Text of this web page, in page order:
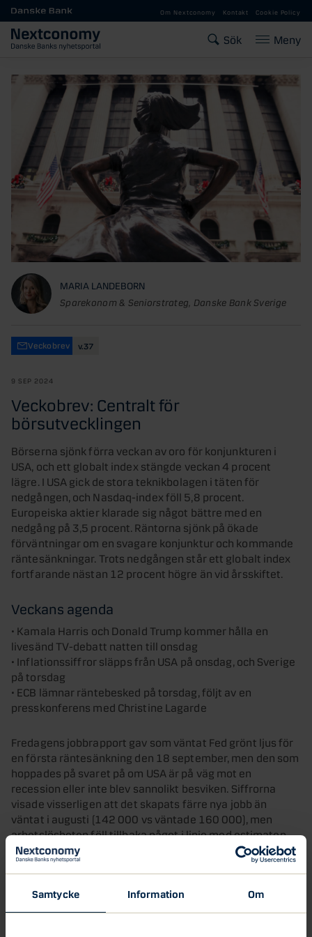
Samtycke Information Om
Gå till huvudinnehåll
Om Nextconomy Kontakt Cookie Policy
Sök Meny
MARIA LANDEBORN
Sparekonom & Seniorstrateg, Danske Bank Sverige
Veckobrev v.37
9 SEP 2024
Veckobrev: Centralt för
börsutvecklingen
Börserna sjönk förra veckan av oro för konjunkturen i
USA, och ett globalt index stängde veckan 4 procent
lägre. I USA gick de stora teknikbolagen i täten för
nedgången, och Nasdaq-index föll 5,8 procent.
Europeiska aktier klarade sig något bättre med en
nedgång på 3,5 procent. Räntorna sjönk på ökade
förväntningar om en svagare konjunktur och kommande
räntesänkningar. Trots nedgången står ett globalt index
fortfarande nästan 12 procent högre än vid årsskiftet.
Veckans agenda
• Kamala Harris och Donald Trump kommer hålla en
livesänd TV-debatt natten till onsdag
• Inflationssiffror släpps från USA på onsdag, och Sverige
på torsdag
• ECB lämnar räntebesked på torsdag, följt av en
presskonferens med Christine Lagarde
Fredagens jobbrapport gav som väntat Fed grönt ljus för
en första räntesänkning den 18 september, men den som
hoppades på svaret på om USA är på väg mot en
recession eller inte blev sannolikt besviken. Siffrorna
visade visserligen att det skapats färre nya jobb än
väntat i augusti (142 000 vs väntade 160 000), men
arbetslösheten föll tillbaka något i linje med estimaten.
Det är tydligt att styrkan i USAs arbetsmarknad har
avtagit, men siffrorna pekar inte på att någon recession
står för dörren. Så länge sysselsättningen ökar med 100–
150 000 jobb per månad och varseltalen är låga så pekar
siffrorna snarare i riktning mot en mjuklandning. Med det